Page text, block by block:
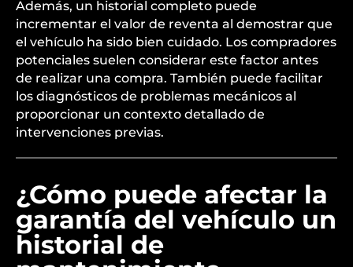
Además, un historial completo puede
incrementar el valor de reventa al demostrar que
el vehículo ha sido bien cuidado. Los compradores
potenciales suelen considerar este factor antes
de realizar una compra. También puede facilitar
los diagnósticos de problemas mecánicos al
proporcionar un contexto detallado de
intervenciones previas.
¿Cómo puede afectar la
garantía del vehículo un
historial de